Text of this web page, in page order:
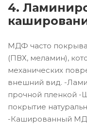
4.
МДФ часто
(ПВХ, меламин),
механических
внешний вид. -
прочной пленкой
покрытие
-Кашированный